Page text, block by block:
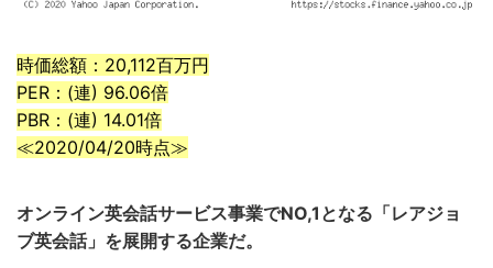
時価総額：20,112百万円
PER：(連) 96.06倍
PBR：(連) 14.01倍
≪2020/04/20時点≫
オンライン英会話サービス事業でNO,1となる「レアジョ
ブ英会話」を展開する企業だ。